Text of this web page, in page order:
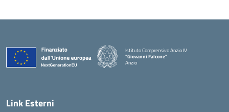
Istituto Comprensivo Anzio IV
"Giovanni Falcone"
Anzio
Link Esterni